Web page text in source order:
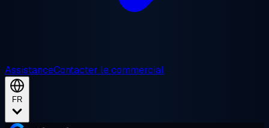
AssistanceContacter le commercial
FR